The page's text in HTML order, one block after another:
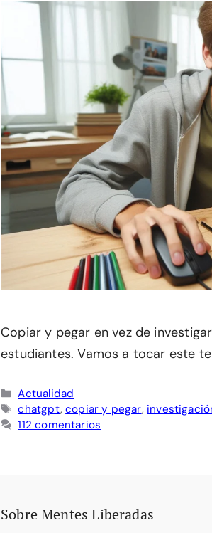
Copiar y pegar en vez de
estudiantes. Vamos a tocar este
Categorías
Actualidad
Etiquetas
chatgpt,copiar y pegar,
112 comentarios
Sobre Mentes Liberadas